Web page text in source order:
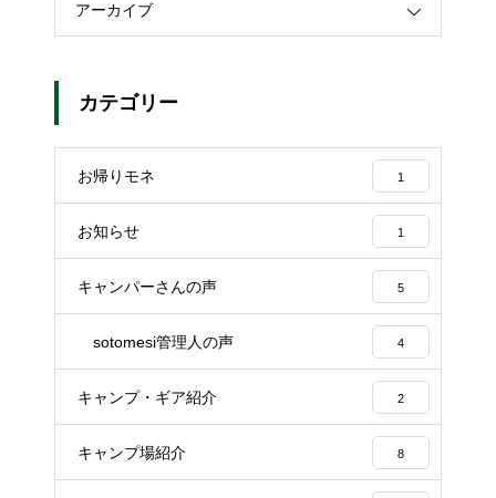
アーカイブ
カテゴリー
お帰りモネ 1
お知らせ 1
キャンパーさんの声 5
sotomesi管理人の声 4
キャンプ・ギア紹介 2
キャンプ場紹介 8